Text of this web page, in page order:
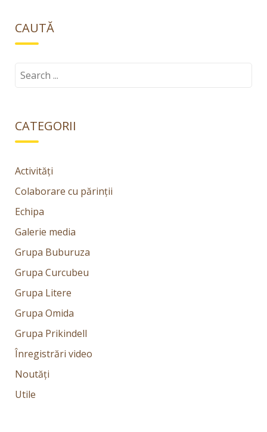
CAUTĂ
Search
CATEGORII
Activități
Colaborare cu părinții
Echipa
Galerie media
Grupa Buburuza
Grupa Curcubeu
Grupa Litere
Grupa Omida
Grupa Prikindell
Înregistrări video
Noutăți
Utile